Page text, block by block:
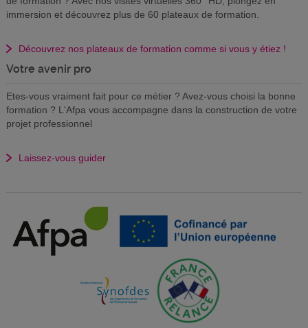
immersion et découvrez plus de 60 plateaux de formation.
Découvrez nos plateaux de formation comme si vous y étiez !
Votre avenir pro
Etes-vous vraiment fait pour ce métier ? Avez-vous choisi la bonne
formation ? L'Afpa vous accompagne dans la construction de votre
projet professionnel
Laissez-vous guider